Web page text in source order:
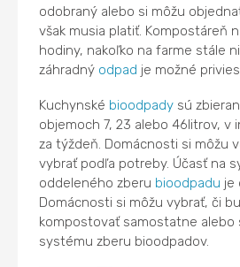
odobraný alebo si môžu
však musia platiť. Kompostáreň
hodiny, nakoľko na farme stále
záhradný odpad je možné
Kuchynské bioodpady sú
objemoch 7, 23 alebo 46litrov, v
za týždeň. Domácnosti si môžu
vybrať podľa potreby. Účasť na
oddeleného zberu bioodpadu je
Domácnosti si môžu vybrať, či
kompostovať samostatne alebo
systému zberu bioodpadov.